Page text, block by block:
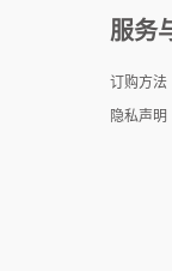
服务
订购方法
隐私声明